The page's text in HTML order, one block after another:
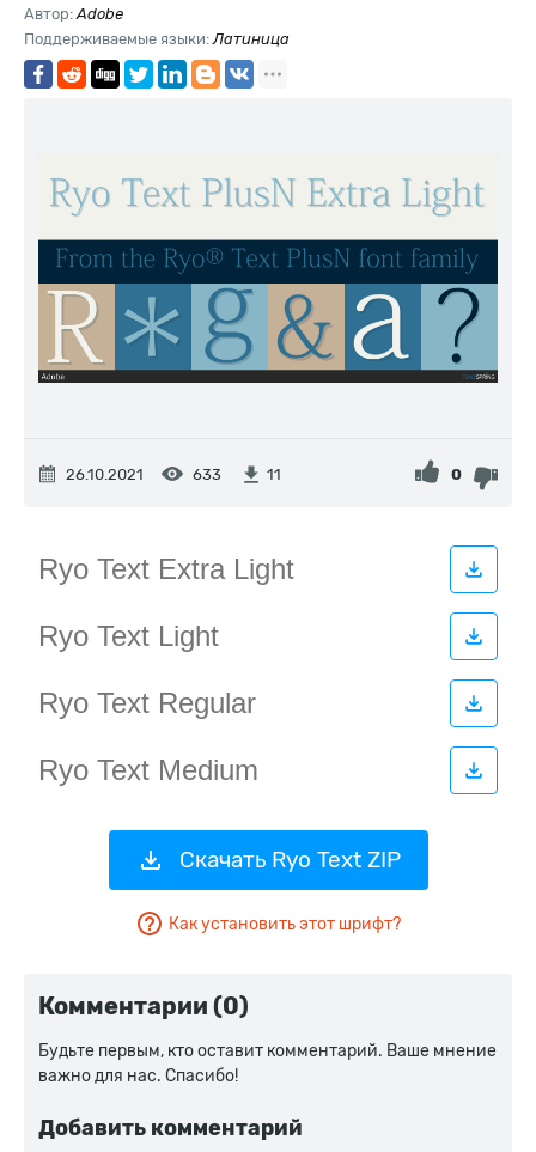
Автор:Adobe
Поддерживаемые языки:Латиница
26.10.2021 633 11 0
Скачать Ryo Text ZIP
Как установить этот шрифт?
Комментарии (0)
Будьте первым, кто оставит комментарий. Ваше мнение
важно для нас. Спасибо!
Добавить комментарий